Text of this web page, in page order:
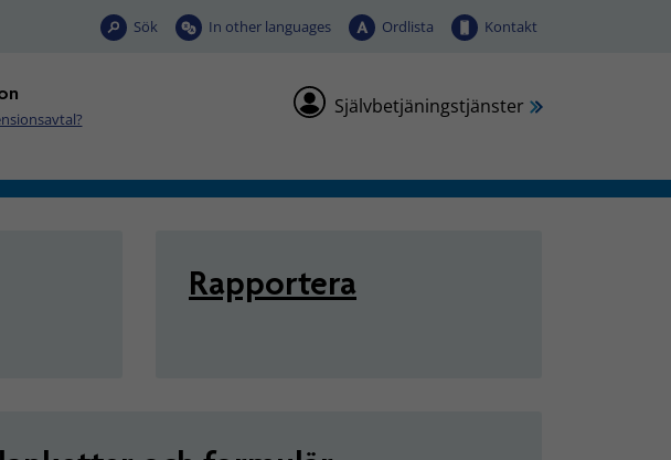
Sök In other languages Ordlista Kontakt
Självbetjäningstjänster
Rapportera